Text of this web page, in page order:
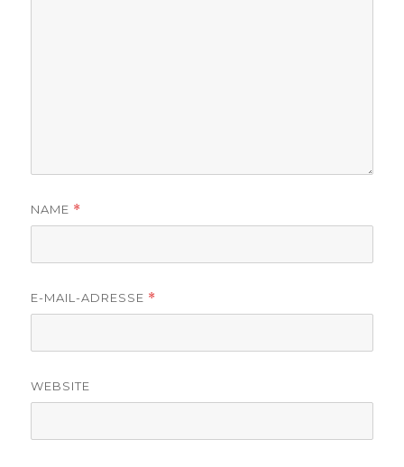
NAME *
E-MAIL-ADRESSE *
WEBSITE